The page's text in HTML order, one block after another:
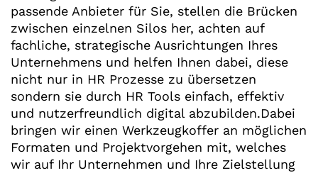
passende Anbieter für Sie, stellen die Brücken
zwischen einzelnen Silos her, achten auf
fachliche, strategische Ausrichtungen Ihres
Unternehmens und helfen Ihnen dabei, diese
nicht nur in HR Prozesse zu übersetzen
sondern sie durch HR Tools einfach, effektiv
und nutzerfreundlich digital abzubilden.Dabei
bringen wir einen Werkzeugkoffer an möglichen
Formaten und Projektvorgehen mit, welches
wir auf Ihr Unternehmen und Ihre Zielstellung